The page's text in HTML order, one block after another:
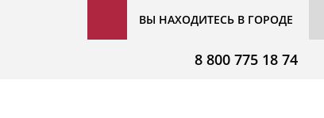
ВЫ НАХОДИТЕСЬ В ГОРОДЕ
8 800 775 18 74